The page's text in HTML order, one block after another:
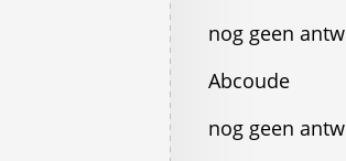
nog geen
Abcoude
nog geen